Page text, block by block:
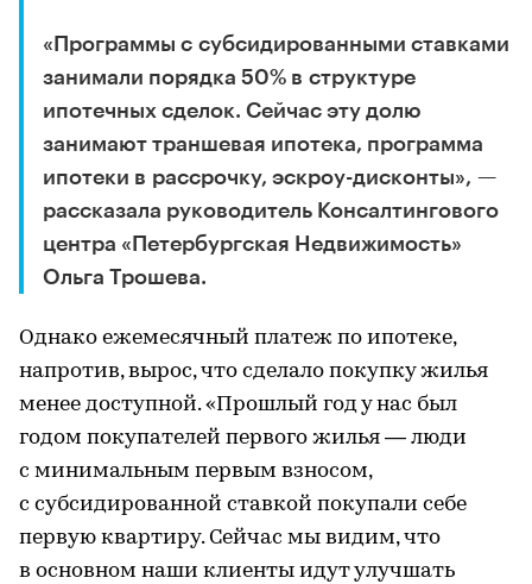
«Программы с субсидированными ставками
занимали порядка 50% в структуре
ипотечных сделок. Сейчас эту долю
занимают траншевая ипотека, программа
ипотеки в рассрочку, эскроу-дисконты», —
рассказала руководитель Консалтингового
центра «Петербургская Недвижимость»
Ольга Трошева.
Однако ежемесячный платеж по ипотеке,
напротив, вырос, что сделало покупку жилья
менее доступной. «Прошлый год у нас был
годом покупателей первого жилья — люди
с минимальным первым взносом,
с субсидированной ставкой покупали себе
первую квартиру. Сейчас мы видим, что
в основном наши клиенты идут улучшать